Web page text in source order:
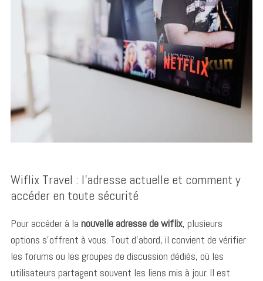
Wiflix Travel : l’adresse actuelle et comment y
accéder en toute sécurité
Pour accéder à la nouvelle adresse de wiflix, plusieurs
options s’offrent à vous. Tout d’abord, il convient de vérifier
les forums ou les groupes de discussion dédiés, où les
utilisateurs partagent souvent les liens mis à jour. Il est